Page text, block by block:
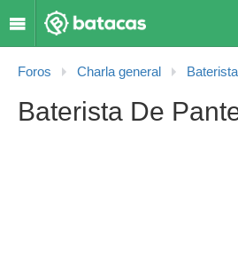
Foros Charla general
Baterista De